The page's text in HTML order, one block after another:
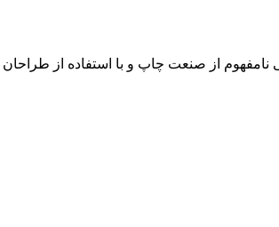
نامفهوم از صنعت چاپ و با استفاده از